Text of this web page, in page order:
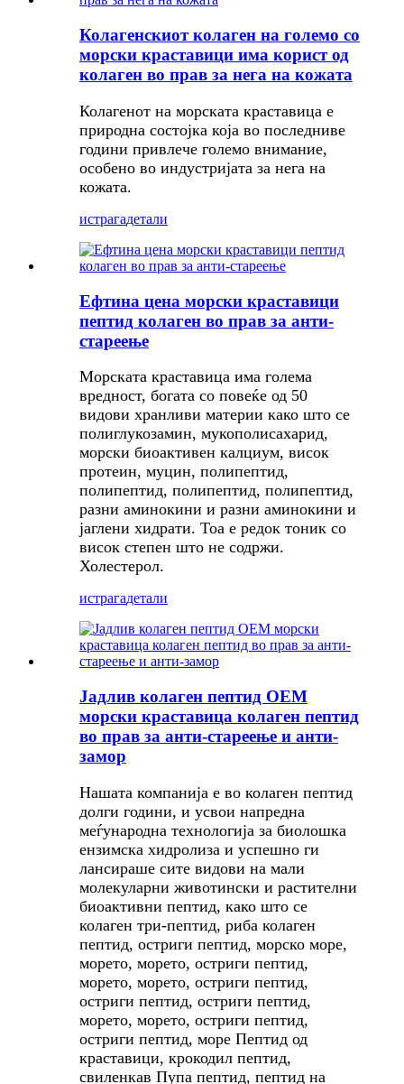
Колагенскиот колаген на големо со
морски краставици има корист од
колаген во прав за нега на кожата
Колагенот на морската краставица е
природна состојка која во последниве
години привлече големо внимание,
особено во индустријата за нега на
кожата.
истрагадетали
Ефтина цена морски краставици
пептид колаген во прав за анти-
стареење
Морската краставица има голема
вредност, богата со повеќе од 50
видови хранливи материи како што се
полиглукозамин, мукополисахарид,
морски биоактивен калциум, висок
протеин, муцин, полипептид,
полипептид, полипептид, полипептид,
разни аминокини и разни аминокини и
јаглени хидрати. Тоа е редок тоник со
висок степен што не содржи.
Холестерол.
истрагадетали
Јадлив колаген пептид ОЕМ
морски краставица колаген пептид
во прав за анти-стареење и анти-
замор
Нашата компанија е во колаген пептид
долги години, и усвои напредна
меѓународна технологија за биолошка
ензимска хидролиза и успешно ги
лансираше сите видови на мали
молекуларни животински и растителни
биоактивни пептид, како што се
колаген три-пептид, риба колаген
пептид, остриги пептид, морско море,
морето, морето, остриги пептид,
морето, морето, остриги пептид,
остриги пептид, остриги пептид,
морето, морето, остриги пептид,
остриги пептид, море Пептид од
краставици, крокодил пептид,
свиленкав Пупа пептид, пептид на